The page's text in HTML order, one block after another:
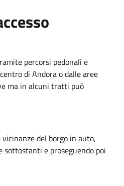
percorsi pedonali e
di Andora o dalle aree
ma in alcuni tratti può
del borgo in auto,
sottostanti e proseguendo poi